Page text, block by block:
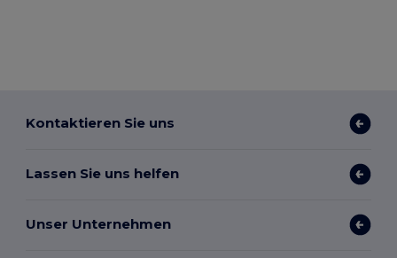
Kontaktieren Sie uns
Lassen Sie uns helfen
Unser Unternehmen